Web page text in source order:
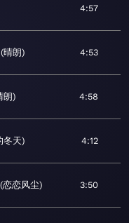
4:57
晴朗 4:53
朗 4:58
冬天 4:12
恋恋风尘 3:50